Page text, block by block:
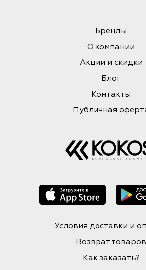
Бренды
О компании
Акции и скидки
Блог
Контакты
Публичная
Условия доставки и
Возврат товаров
Как заказать?